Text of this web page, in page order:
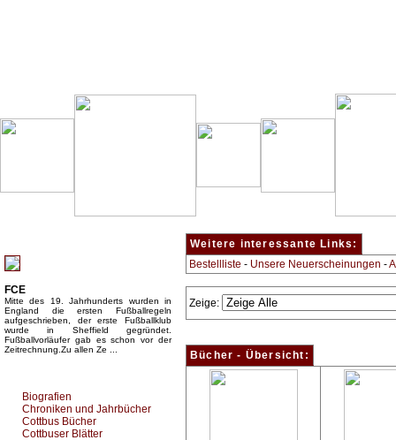
FCE
Mitte des 19. Jahrhunderts wurden in
England die ersten Fußballregeln
aufgeschrieben, der erste Fußballklub
wurde in Sheffield gegründet.
Fußballvorläufer gab es schon vor der
Zeitrechnung.Zu allen Ze ...
Biografien
Chroniken und Jahrbücher
Cottbus Bücher
Cottbuser Blätter
Weitere interessante Links:
Bestellliste - Unsere Neuerscheinungen -
Zeige:
Bücher - Übersicht: